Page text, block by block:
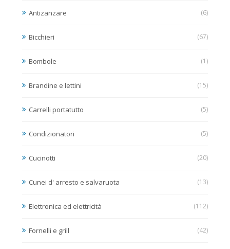
Antizanzare (6)
Bicchieri (67)
Bombole (1)
Brandine e lettini (15)
Carrelli portatutto (5)
Condizionatori (5)
Cucinotti (20)
Cunei d' arresto e salvaruota (13)
Elettronica ed elettricità (112)
Fornelli e grill (42)